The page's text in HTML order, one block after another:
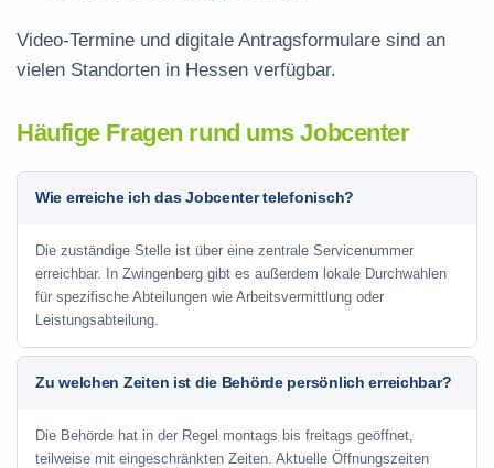
Video-Termine und digitale Antragsformulare sind an
vielen Standorten in Hessen verfügbar.
Häufige Fragen rund ums Jobcenter
Wie erreiche ich das Jobcenter telefonisch?
Die zuständige Stelle ist über eine zentrale Servicenummer
erreichbar. In Zwingenberg gibt es außerdem lokale Durchwahlen
für spezifische Abteilungen wie Arbeitsvermittlung oder
Leistungsabteilung.
Zu welchen Zeiten ist die Behörde persönlich erreichbar?
Die Behörde hat in der Regel montags bis freitags geöffnet,
teilweise mit eingeschränkten Zeiten. Aktuelle Öffnungszeiten